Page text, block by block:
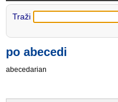
Traži
po abecedi
abecedarian